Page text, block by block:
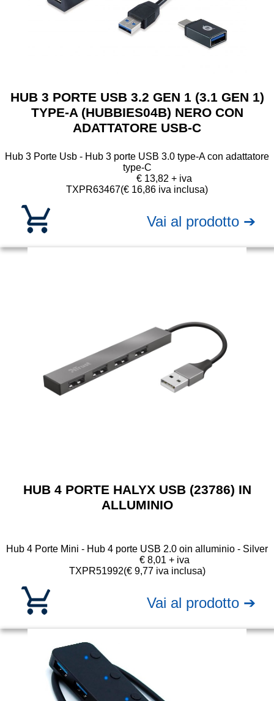
HUB 3 PORTE USB 3.2 GEN 1 (3.1 GEN 1)
TYPE-A (HUBBIES04B) NERO CON
ADATTATORE USB-C
Hub 3 Porte Usb - Hub 3 porte USB 3.0 type-A con adattatore
type-C
TXPR63467
€ 13,82 + iva
(€ 16,86 iva inclusa)
Vai al prodotto ➔
HUB 4 PORTE HALYX USB (23786) IN
ALLUMINIO
Hub 4 Porte Mini - Hub 4 porte USB 2.0 oin alluminio - Silver
TXPR51992
€ 8,01 + iva
(€ 9,77 iva inclusa)
Vai al prodotto ➔